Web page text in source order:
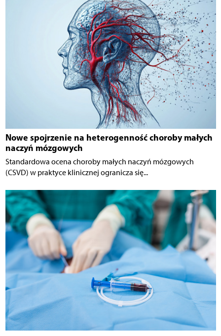
Nowe spojrzenie na heterogenność choroby małych
naczyń mózgowych
Standardowa ocena choroby małych naczyń mózgowych
(CSVD) w praktyce klinicznej ogranicza się...